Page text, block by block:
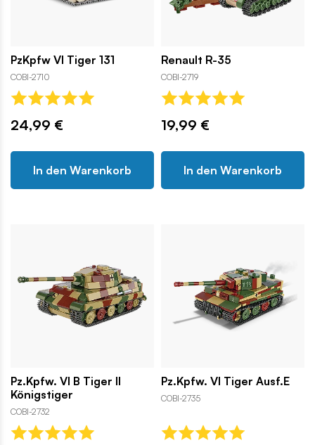
PzKpfw VI Tiger 131
COBI-2710
24,99 €
In den Warenkorb
Renault R-35
COBI-2719
19,99 €
In den Warenkorb
Pz.Kpfw. VI B Tiger II
Königstiger
COBI-2732
Pz.Kpfw. VI Tiger Ausf.E
COBI-2735